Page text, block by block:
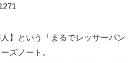
】という「まるでレッサーパン
ズノート。